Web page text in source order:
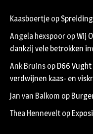
Kaasboertje op
Angela hexspoor opWij
dankzij vele betrokken
Ank Bruins op D66
verdwijnen kaas- en
Jan van Balkom op
Thea Hennevelt op